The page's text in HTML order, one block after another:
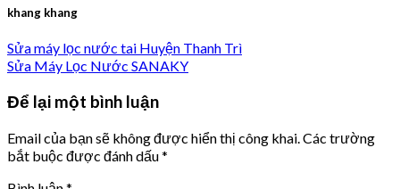
khang khang
Sửa máy lọc nước tai Huyện Thanh Trì
Sửa Máy Lọc Nước SANAKY
Để lại một bình luận
Email của bạn sẽ không được hiển thị công khai. Các trường
bắt buộc được đánh dấu*